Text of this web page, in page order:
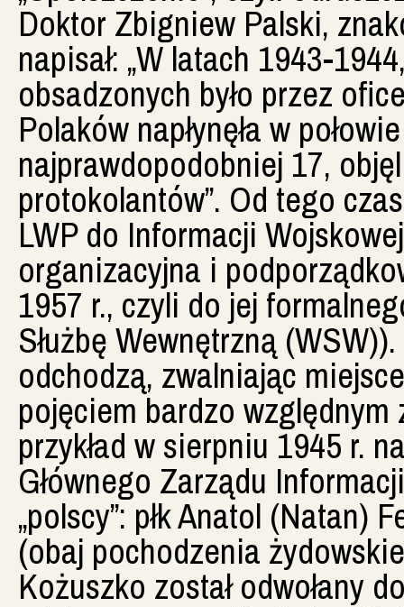
Doktor Zbigniew Palski,
napisał: „W latach 1943-
obsadzonych było przez
Polaków napłynęła w
najprawdopodobniej 17,
protokolantów”. Od tego
LWP do Informacji
organizacyjna i
1957 r., czyli do jej
Służbę Wewnętrzną
odchodzą, zwalniając
pojęciem bardzo
przykład w sierpniu 1945 r.
Głównego Zarządu
„polscy”: płk Anatol (Natan)
(obaj pochodzenia
Kożuszko został odwołany